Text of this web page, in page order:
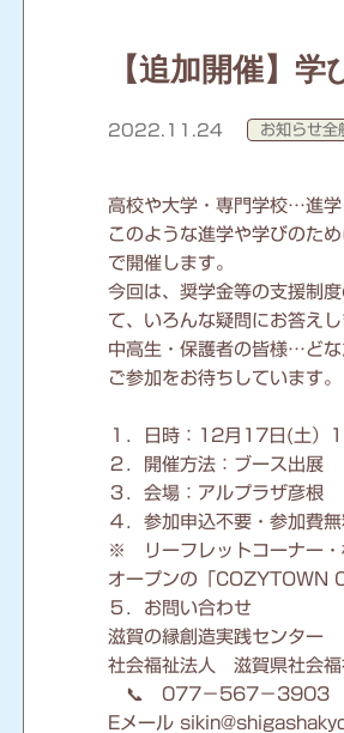
【追加開催】
2022.11.24 お知らせ全
高校や大学・専門学校…進学
このような進学や学びのた
で開催します。
今回は、奨学金等の支援制
て、いろんな疑問にお答えし
中高生・保護者の皆様…どな
ご参加をお待ちしています。
１．日時：12月17日(土
２．開催方法：ブース出展
３．会場：アルプラザ彦
４．参加申込不要・参加費
※ リーフレットコーナー・
オープンの「COZYTOWN
５．お問い合わせ
滋賀の縁創造実践センター
社会福祉法人 滋賀県社会
📞 077－567－3903
Eメール